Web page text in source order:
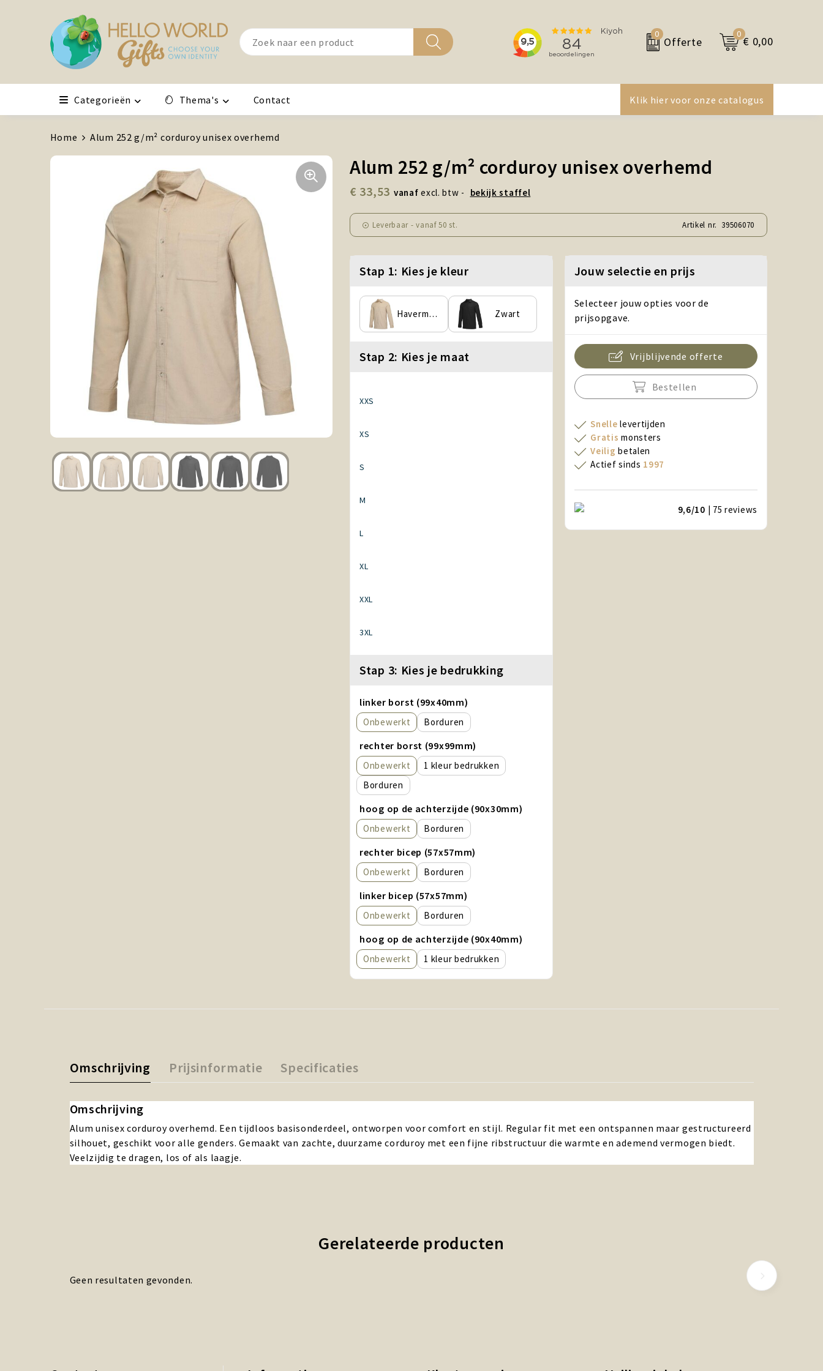
0
Offerte
0
€ 0,00
Categorieën Thema's Contact Klik hier voor onze catalogus
Home Alum 252 g/m² corduroy unisex overhemd
Alum 252 g/m² corduroy unisex overhemd
€ 33,53 vanaf excl. btw - bekijk staffel
Leverbaar -vanaf50 st. Artikel nr. 39506070
Stap 1: Kies je kleur
Havermout Zwart
Stap 2: Kies je maat
XXS
XS
S
M
L
XL
XXL
3XL
Stap 3: Kies je bedrukking
linker borst (99x40mm)
Onbewerkt Borduren
rechter borst (99x99mm)
Onbewerkt
1
Borduren
hoog op de achterzijde (90x30mm)
Onbewerkt Borduren
rechter bicep (57x57mm)
Onbewerkt Borduren
linker bicep (57x57mm)
Onbewerkt Borduren
hoog op de achterzijde (90x40mm)
Onbewerkt 1
Jouw selectie en prijs
Selecteer jouw opties voor de
prijsopgave.
Vrijblijvende offerte
Bestellen
Snelle levertijden
Gratis monsters
Veilig betalen
Actief sinds 1997
9,6/10 | 75reviews
Omschrijving Prijsinformatie Specificaties
Omschrijving
Alum unisex corduroy overhemd. Een tijdloos basisonderdeel, ontworpen voor comfort en stijl. Regular fit met een ontspannen maar gestructureerd
silhouet, geschikt voor alle genders. Gemaakt van zachte, duurzame corduroy met een fijne ribstructuur die warmte en ademend vermogen biedt.
Veelzijdig te dragen, los of als laagje.
Gerelateerde producten
Geen resultaten gevonden.